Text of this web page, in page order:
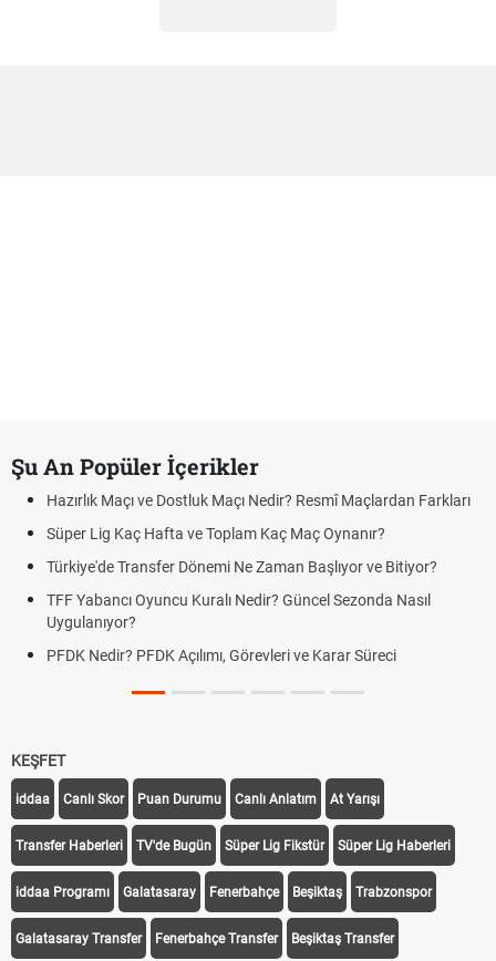
Şu An Popüler İçerikler
Hazırlık Maçı ve Dostluk Maçı Nedir? Resmî Maçlardan Farkları
Süper Lig Kaç Hafta ve Toplam Kaç Maç Oynanır?
Türkiye'de Transfer Dönemi Ne Zaman Başlıyor ve Bitiyor?
TFF Yabancı Oyuncu Kuralı Nedir? Güncel Sezonda Nasıl
Uygulanıyor?
PFDK Nedir? PFDK Açılımı, Görevleri ve Karar Süreci
KEŞFET
iddaa Canlı Skor Puan Durumu Canlı Anlatım At Yarışı
Transfer Haberleri TV'de Bugün Süper Lig Fikstür Süper Lig Haberleri
iddaa Programı Galatasaray Fenerbahçe Beşiktaş Trabzonspor
Galatasaray Transfer Fenerbahçe Transfer Beşiktaş Transfer